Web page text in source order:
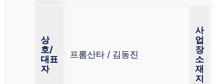
상
호/
대표
자
프롬산타 / 김동진
사
업
장
소
재
지